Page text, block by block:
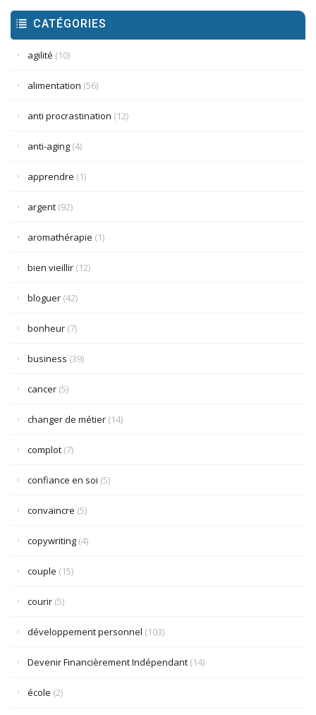
CATÉGORIES
agilité (10)
alimentation (56)
anti procrastination (12)
anti-aging (4)
apprendre (1)
argent (92)
aromathérapie (1)
bien vieillir (12)
bloguer (42)
bonheur (7)
business (39)
cancer (5)
changer de métier (14)
complot (7)
confiance en soi (5)
convaincre (5)
copywriting (4)
couple (15)
courir (5)
développement personnel (103)
Devenir Financièrement Indépendant (14)
école (2)